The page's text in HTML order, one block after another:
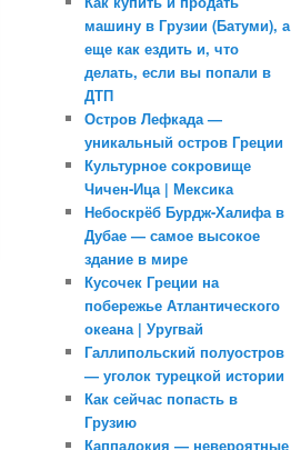
машину в Грузии (Батуми), а
еще как ездить и, что
делать, если вы попали в
ДТП
Остров Лефкада —
уникальный остров Греции
Культурное сокровище
Чичен-Ица | Мексика
Небоскрёб Бурдж-Халифа в
Дубае — самое высокое
здание в мире
Кусочек Греции на
побережье Атлантического
океана | Уругвай
Галлипольский полуостров
— уголок турецкой истории
Как сейчас попасть в
Грузию
Каппадокия — невероятные